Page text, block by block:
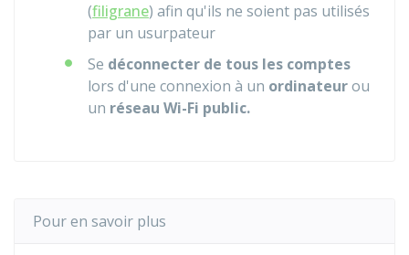
(filigrane) afin qu'ils ne soient pas utilisés
par un usurpateur
Se déconnecter de tous les comptes
lors d'une connexion à un ordinateurou
un réseau Wi-Fi public.
Pour en savoir plus